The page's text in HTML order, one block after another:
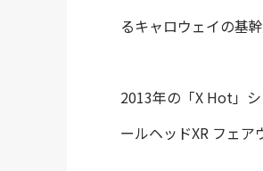
るキャロウェイの基
2013年の「X Hot」
ールヘッドXR フェア